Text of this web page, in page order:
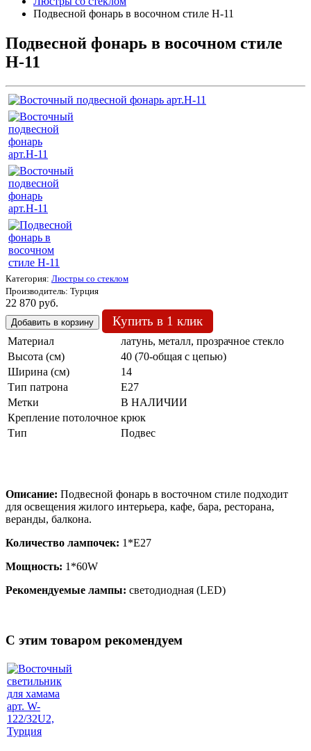
Подвесной фонарь в восочном стиле Н-11
Подвесной фонарь в восочном стиле
Н-11
Категория: Люстры со стеклом
Производитель: Турция
22 870 руб.
Купить в 1 клик
Материал
латунь, металл, прозрачное стекло
Высота (см)
40 (70-общая с цепью)
Ширина (см)
14
Тип патрона
Е27
Метки
В НАЛИЧИИ
Крепление потолочное крюк
Тип
Подвес
Описание: Подвесной фонарь в восточном стиле подходит
для освещения жилого интерьера, кафе, бара, ресторана,
веранды, балкона.
Количество лампочек: 1*Е27
Мощность: 1*60W
Рекомендуемые лампы: светодиодная (LED)
C этим товаром рекомендуем